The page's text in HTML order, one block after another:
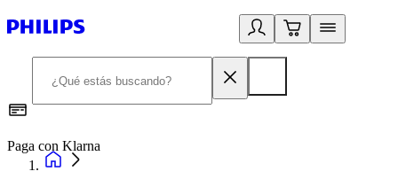
Paga con Klarna